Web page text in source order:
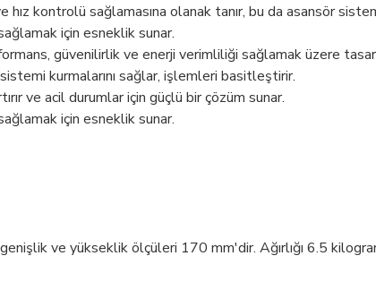
kontrolü sağlamasına olanak tanır, bu da asansör
için esneklik sunar.
güvenilirlik ve enerji verimliliği sağlamak üzere
kurmalarını sağlar, işlemleri basitleştirir.
ve acil durumlar için güçlü bir çözüm sunar.
için esneklik sunar.
ve yükseklik ölçüleri 170 mm'dir. Ağırlığı 6.5